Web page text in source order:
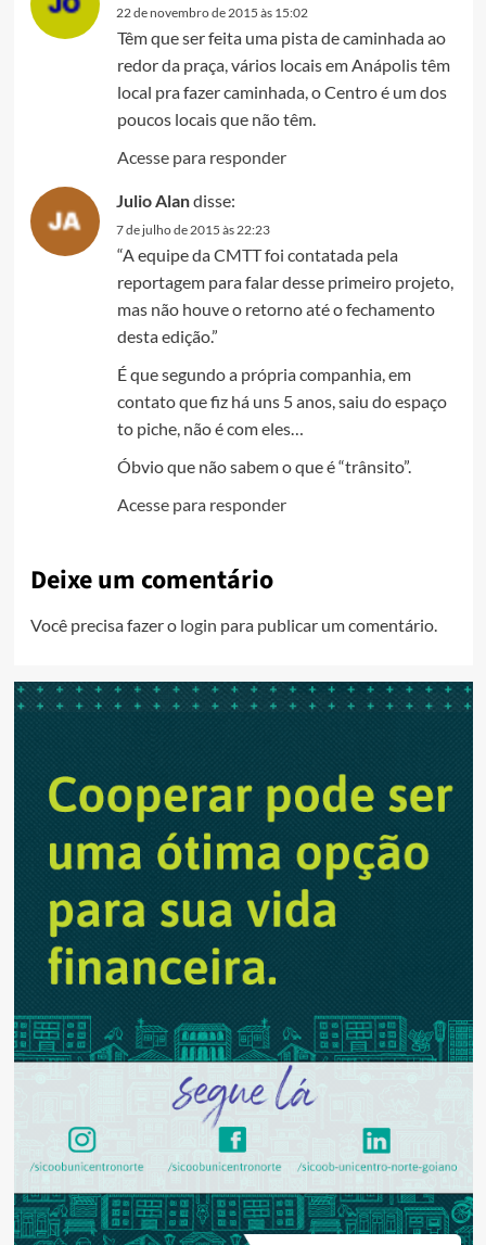
22 de novembro de 2015 às 15:02
Têm que ser feita uma pista de caminhada ao
redor da praça, vários locais em Anápolis têm
local pra fazer caminhada, o Centro é um dos
poucos locais que não têm.
Acesse para responder
Julio Alandisse:
7 de julho de 2015 às 22:23
“A equipe da CMTT foi contatada pela
reportagem para falar desse primeiro projeto,
mas não houve o retorno até o fechamento
desta edição.”
É que segundo a própria companhia, em
contato que fiz há uns 5 anos, saiu do espaço
to piche, não é com eles…
Óbvio que não sabem o que é “trânsito”.
Acesse para responder
Deixe um comentário
Você precisa fazer o login para publicar um comentário.